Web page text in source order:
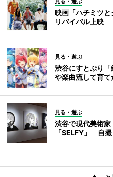
映画「ハチミツ
リバイバル上映
見る・遊ぶ
渋谷にすとぷり
や楽曲流して育て
見る・遊ぶ
渋谷で現代美術
「SELFY」 自撮